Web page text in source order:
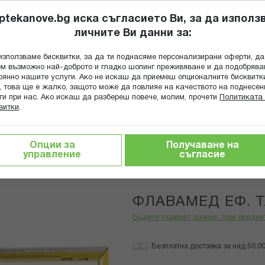
Търсене
ПОПИТАЙ
ГРИЖА ЗА МАЙКАТА И ДЕТЕТО ХРАНИТЕЛНИ ДОБАВКИ
Berlin
ФЛАВАМЕД ЕФ.
Бъдете първият оценил този
Безплатна доставка за над
иска съгласието Ви, за да
личните Ви данни за:
бисквитки, за да ти поднасяме персонализирани оферти, да
възможно най-доброто и гладко шопинг преживяване и да
нашите услуги. Ако не искаш да приемеш опционалните
това ще е жалко, защото може да повлияе на качеството на
при нас. Ако искаш да разбереш повече, молим, прочети
Политиката
.
Опции за
управление
Получаване на
съгласие